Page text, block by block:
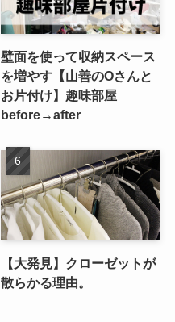
壁面を使って収納スペース
を増やす【山善のOさんと
お片付け】趣味部屋
before→after
【大発見】クローゼットが
散らかる理由。